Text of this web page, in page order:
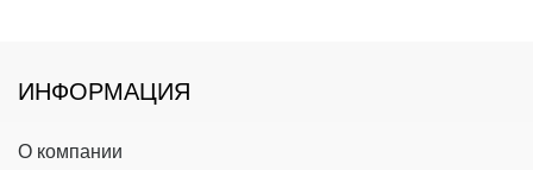
ИНФОРМАЦИЯ
О компании